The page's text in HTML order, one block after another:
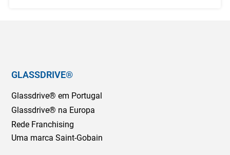
GLASSDRIVE®
Glassdrive® em Portugal
Glassdrive® na Europa
Rede Franchising
Uma marca Saint-Gobain